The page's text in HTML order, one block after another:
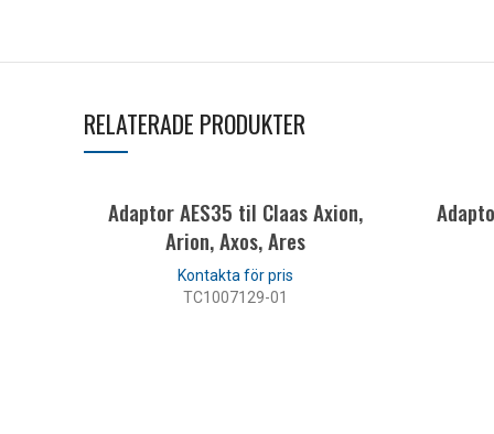
RELATERADE PRODUKTER
Adaptor AES35 til Claas Axion,
Arion, Axos, Ares
TC1007129-01